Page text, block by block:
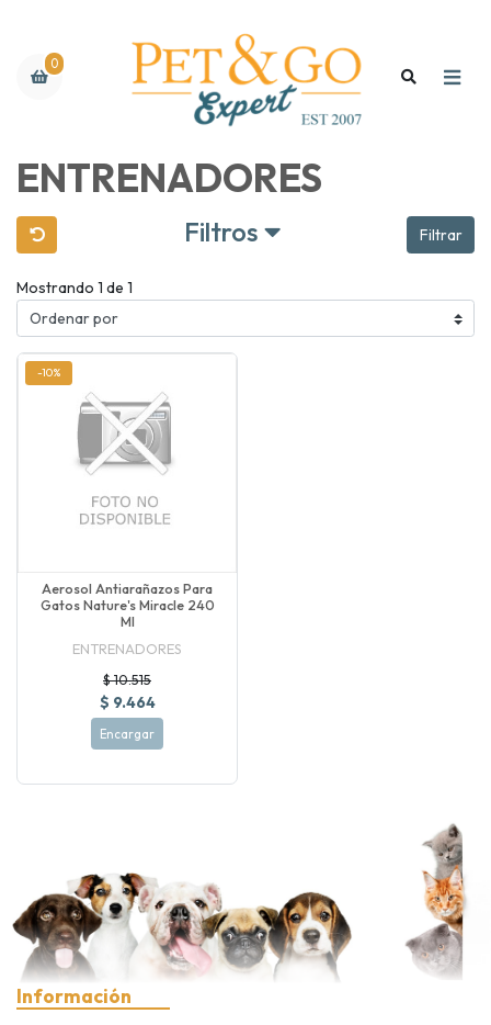
0
ENTRENADORES
Filtros Filtrar
Mostrando 1 de 1
-10%
Aerosol Antiarañazos Para
Gatos Nature's Miracle 240
Ml
ENTRENADORES
$ 10.515
$ 9.464
Encargar
Información